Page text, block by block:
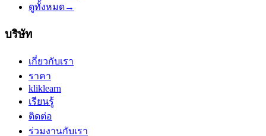
ดูทั้งหมด→
บริษัท
เกี่ยวกับเรา
ราคา
kliklearn
เรียนรู้
ติดต่อ
ร่วมงานกับเรา